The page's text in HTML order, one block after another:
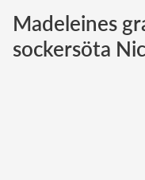
Madeleines
sockersöta